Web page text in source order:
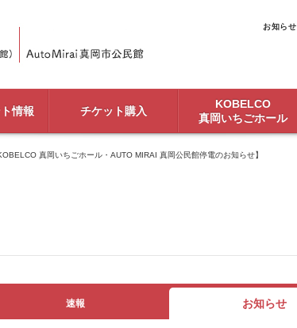
お知らせ
情報 チケット購入
KOBELCO
真岡いちごホール
真岡いちごホール・AUTO MIRAI 真岡公民館停電のお知らせ】
速報 お知らせ